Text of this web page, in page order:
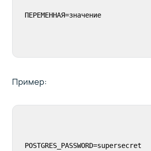
ПЕРЕМЕННАЯ=значение
Пример:
POSTGRES_PASSWORD=supersecret